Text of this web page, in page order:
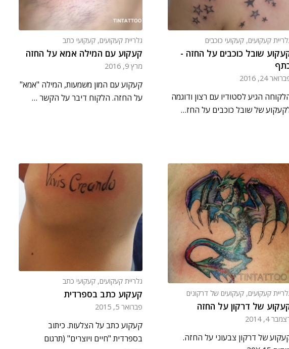
גלריית קעקועים,קעקועי כתב
קעקוע עם המילה אמא על החזה
מרץ 9, 2016
קעקוע עם המון משמעות, המילה "אמא"
על החזה. הלקוח דיבר על הקשר …
קעקועים, קעקועי כוכבים
שובל כוכבים על החזה -
24, 2016
הגיע לסטודיו עם רצון ודוגמה
של שובל כוכבים על החז…
גלריית קעקועים,קעקועי כתב
קעקוע כתב בספרדית
פברואר 5, 2015
קעקוע כתב על הצלעות. כיתוב
בספרדית "חיים ויוצרים" (תרגום
קעקועים, קעקועים של דרקונים
של דרקון על החזה
4, 2014
של דרקון צבעוני על החזה.